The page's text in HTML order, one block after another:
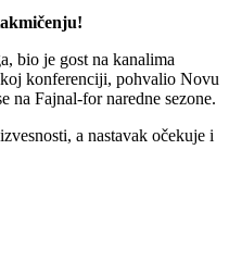
bio je gost na kanalima
konferenciji, pohvalio Novu
na Fajnal-for naredne sezone.
a nastavak očekuje i